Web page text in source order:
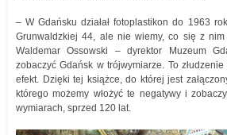
– W Gdańsku działał fotoplastikon do 1963
Grunwaldzkiej 44, ale nie wiemy, co się z nim
Waldemar Ossowski – dyrektor Muzeum
zobaczyć Gdańsk w trójwymiarze. To
efekt. Dzięki tej książce, do której jest
którego możemy włożyć te negatywy i
wymiarach, sprzed 120 lat.